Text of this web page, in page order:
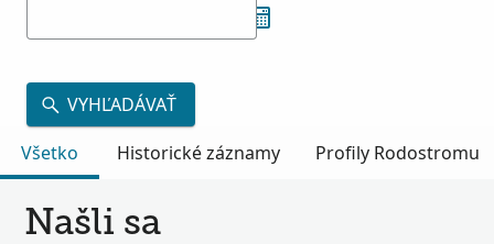
VYHĽADÁVAŤ
Všetko
Historické záznamy Profily Rodostromu
Našli sa